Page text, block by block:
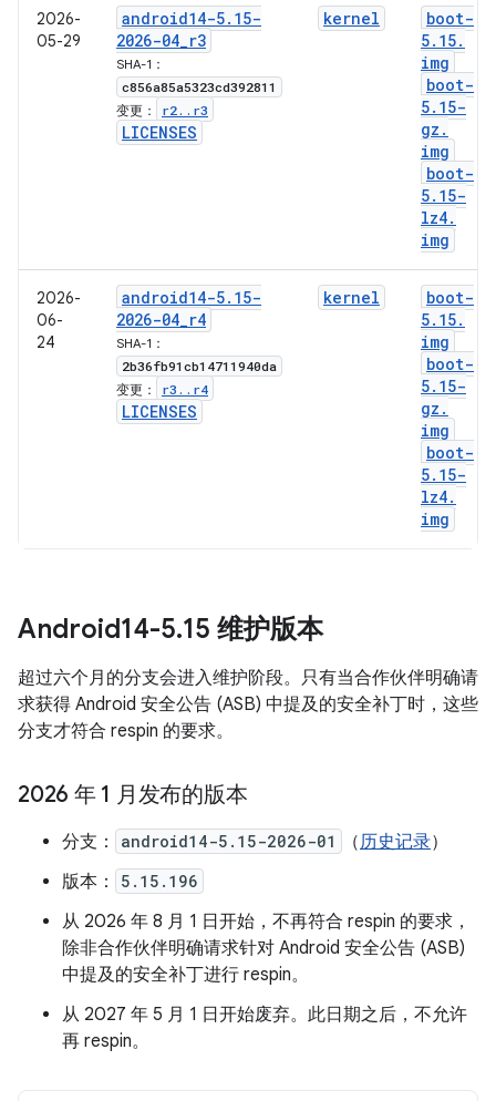
2026-
05-29
android14-5. 15-
2026-04_r3
SHA-1：
c856a85a5323cd392811
变更： r2. . r3
LICENSES
kernel
boot-
5. 15.
img
boot-
5. 15-
gz .
img
boot-
5. 15-
lz4.
img
2026-
06-
24
android14-5. 15-
2026-04_r4
SHA-1：
2b36fb91cb14711940da
变更： r3 . . r4
LICENSES
kernel
boot-
5. 15.
img
boot-
5. 15-
gz .
img
boot-
5. 15-
lz4.
img
Android14-5.15 维护版本
超过六个月的分支会进入维护阶段。只有当合作伙伴明确请
求获得 Android 安全公告 (ASB) 中提及的安全补丁时，这些
分支才符合 respin 的要求。
2026 年 1 月发布的版本
分支： android14-5.15-2026-01 （历史记录）
版本：
5.15.196
从 2026 年 8 月 1 日开始，不再符合 respin 的要求，
除非合作伙伴明确请求针对 Android 安全公告 (ASB)
中提及的安全补丁进行 respin。
从 2027 年 5 月 1 日开始废弃。此日期之后，不允许
再 respin。